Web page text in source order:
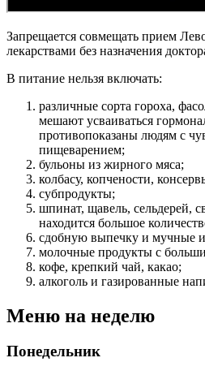
Запрещается совмещать прием
лекарствами без назначения
В питание нельзя включать:
различные сорта гороха,
мешают усваиваться
противопоказаны людям с
пищеварением;
бульоны из жирного мяса;
колбасу, копчености,
субпродукты;
шпинат, щавель, сельдерей,
находится большое
сдобную выпечку и мучные
молочные продукты с
кофе, крепкий чай, какао;
алкоголь и газированные
Меню на неделю
Понедельник